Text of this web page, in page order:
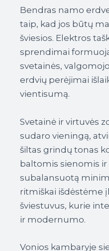
Bendras namo
taip, kad jos būtų
šviesios. Elektros
sprendimai
svetainės,
erdvių perėjimai
vientisumą.
Svetainė ir virtuvės
sudaro vieningą,
šiltas grindų tonas
baltomis sienomis
subalansuotą
ritmiškai išdėstėme
šviestuvus, kurie
ir modernumo.
Vonios kambaryje